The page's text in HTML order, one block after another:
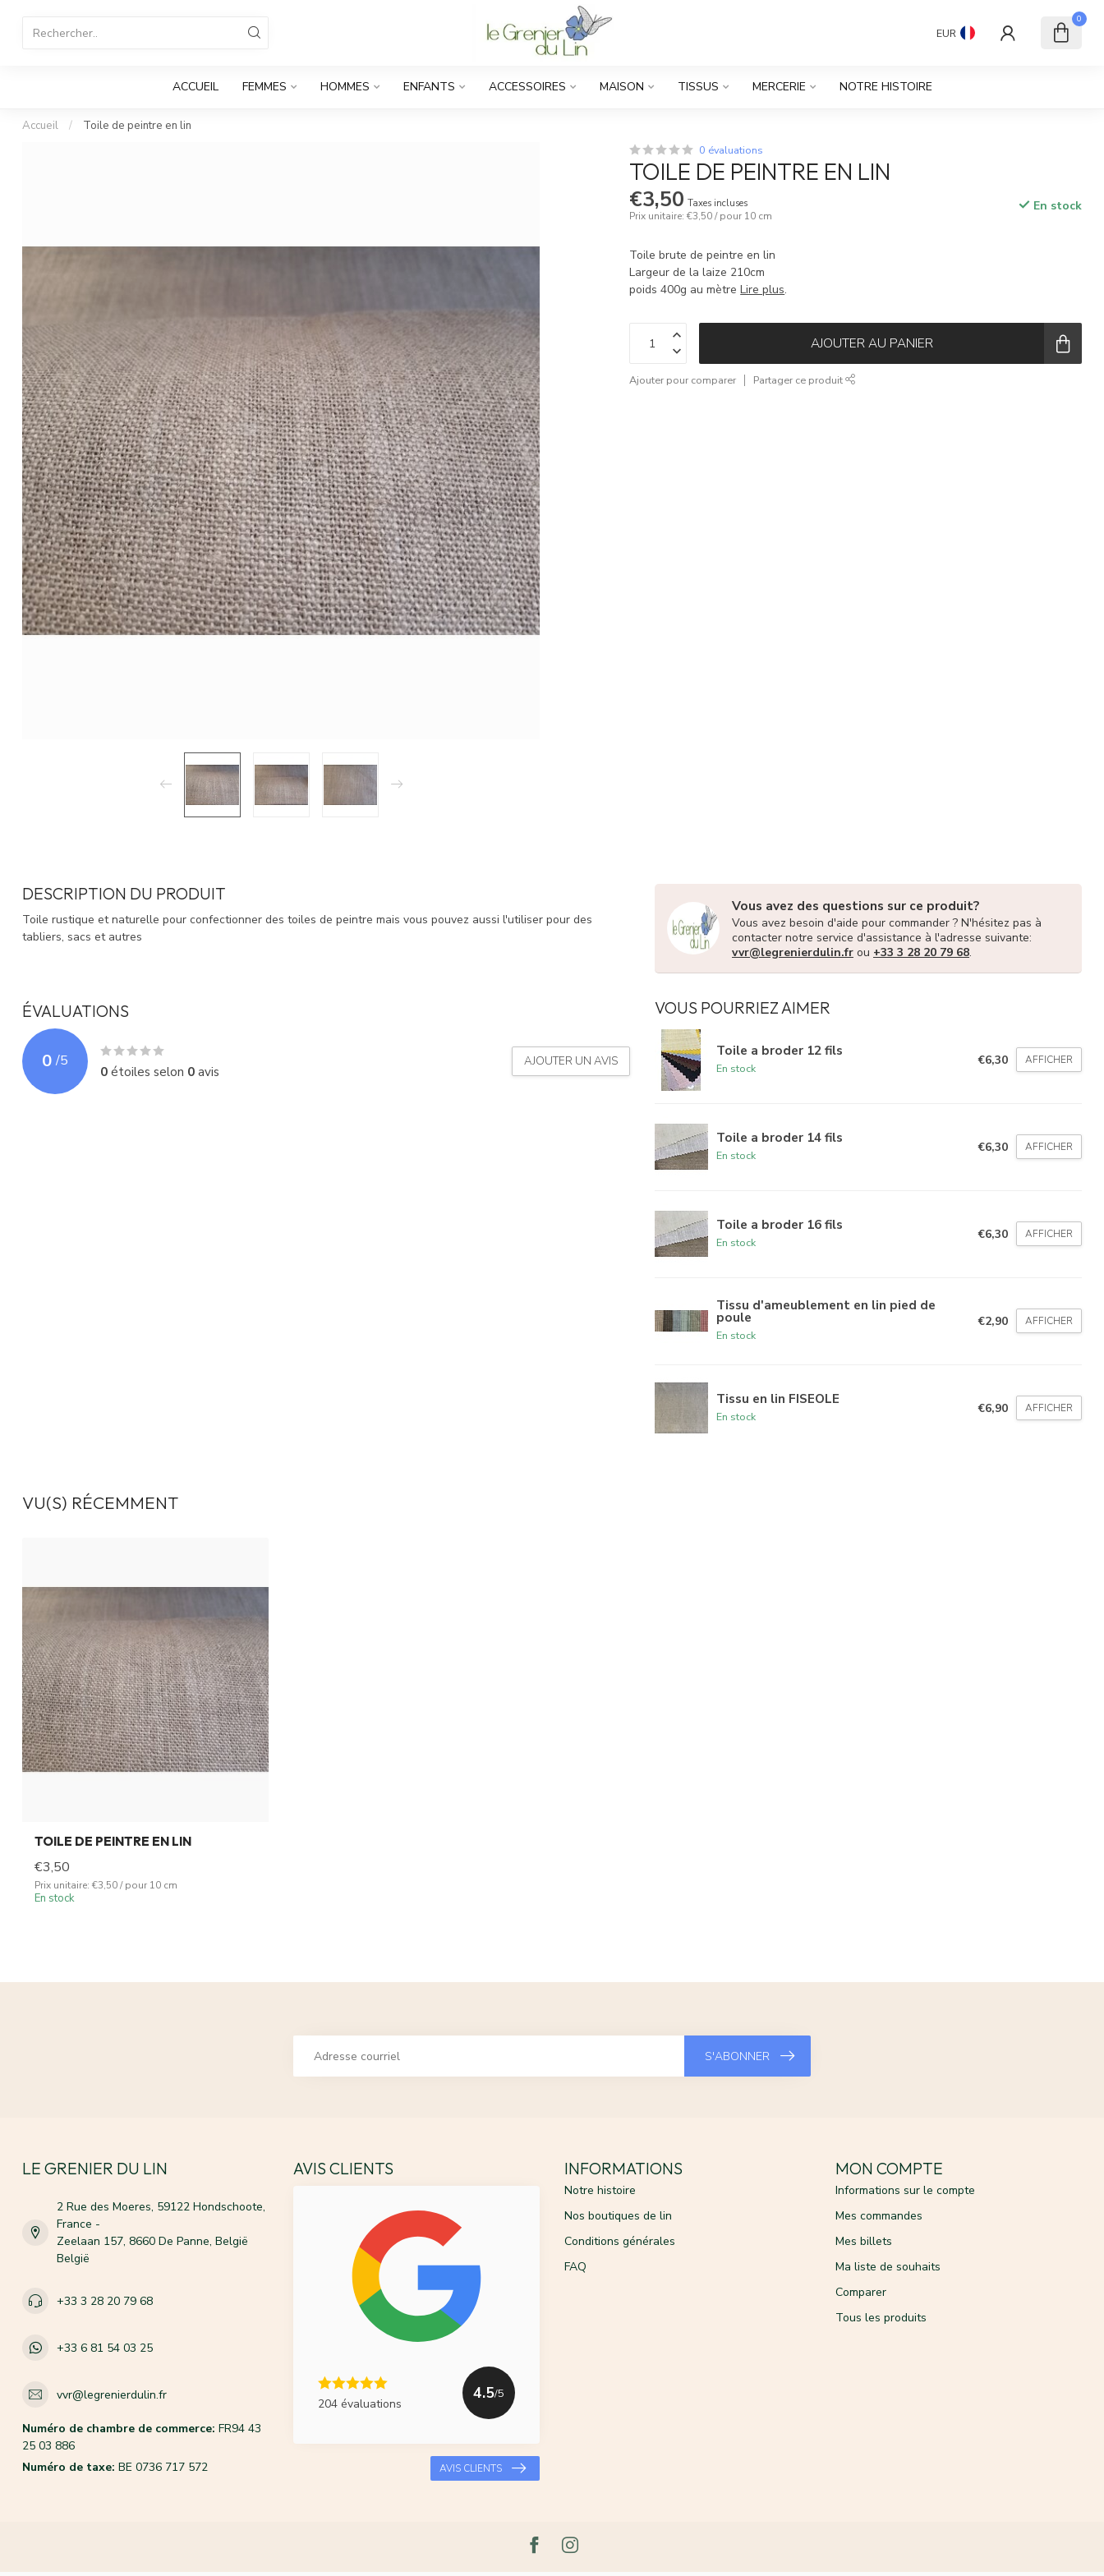
EUR
0
ACCUEIL FEMMES HOMMES ENFANTS ACCESSOIRES MAISON TISSUS MERCERIE NOTRE HISTOIRE
Accueil / Toile de peintre en lin
0 évaluations
TOILE DE PEINTRE EN LIN
€3,50 Taxes incluses
Prix unitaire: €3,50 / pour 10 cm
En stock
Toile brute de peintre en lin
Largeur de la laize 210cm
poids 400g au mètreLire plus.
AJOUTER AU PANIER
Ajouter pour comparer Partager ce produit
DESCRIPTION DU PRODUIT
Toile rustique et naturelle pour confectionner des toiles de peintre mais vous pouvez aussi l'utiliser pour des
tabliers, sacs et autres
ÉVALUATIONS
0 /5
0étoiles selon 0avis
AJOUTER UN AVIS
Vous avez des questions sur ce produit?
Vous avez besoin d'aide pour commander ? N'hésitez pas à
contacter notre service d'assistance à l'adresse suivante:
vvr@legrenierdulin.fr ou +33 3 28 20 79 68.
VOUS POURRIEZ AIMER
Toile a broder 12 fils
En stock
€6,30 AFFICHER
Toile a broder 14 fils
En stock
€6,30 AFFICHER
Toile a broder 16 fils
En stock
€6,30 AFFICHER
Tissu d'ameublement en lin pied de
poule
En stock
€2,90 AFFICHER
Tissu en lin FISEOLE
En stock
€6,90 AFFICHER
VU(S) RÉCEMMENT
TOILE DE PEINTRE EN LIN
€3,50
Prix unitaire: €3,50 / pour 10 cm
En stock
S'ABONNER
LE GRENIER DU LIN
2 Rue des Moeres, 59122 Hondschoote,
France -
Zeelaan 157, 8660 De Panne, België
België
+33 3 28 20 79 68
+33 6 81 54 03 25
vvr@legrenierdulin.fr
Numéro de chambre de commerce: FR94 43
25 03 886
Numéro de taxe: BE 0736 717 572
AVIS CLIENTS
204 évaluations
4.5/5
AVIS CLIENTS
INFORMATIONS
Notre histoire
Nos boutiques de lin
Conditions générales
FAQ
MON COMPTE
Informations sur le compte
Mes commandes
Mes billets
Ma liste de souhaits
Comparer
Tous les produits